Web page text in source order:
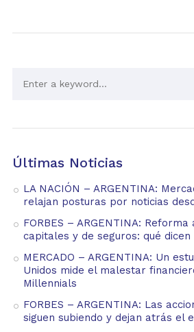
Últimas Noticias
LA NACIÓN – ARGENTINA:
relajan posturas por noticias
FORBES – ARGENTINA:
capitales y de seguros: qué
MERCADO – ARGENTINA: Un
Unidos mide el malestar
Millennials
FORBES – ARGENTINA: Las
siguen subiendo y dejan atrás el